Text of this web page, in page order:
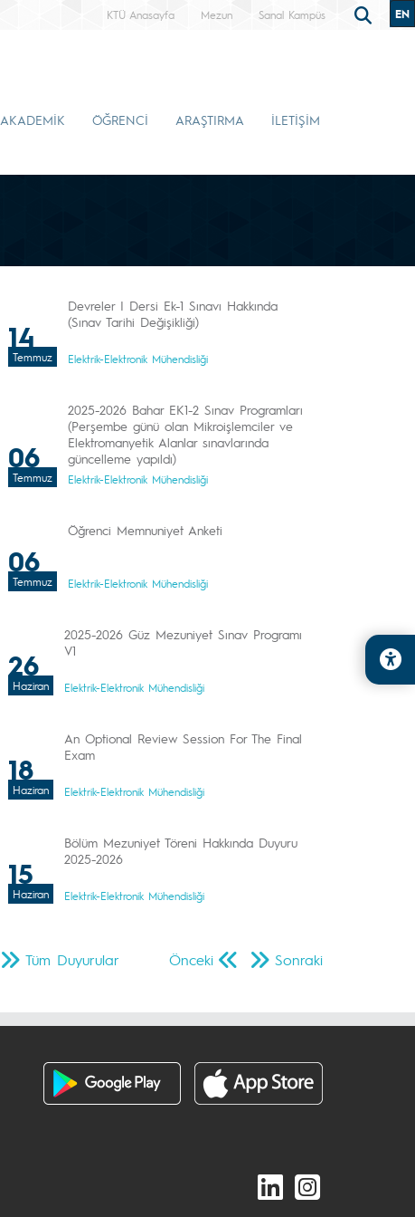
KTÜ Anasayfa Mezun Sanal Kampüs EN
AKADEMİK ÖĞRENCİ ARAŞTIRMA İLETİŞİM
14
Temmuz
Devreler I Dersi Ek-1 Sınavı Hakkında
(Sınav Tarihi Değişikliği)
Elektrik-Elektronik Mühendisliği
06
Temmuz
2025-2026 Bahar EK1-2 Sınav Programları
(Perşembe günü olan Mikroişlemciler ve
Elektromanyetik Alanlar sınavlarında
güncelleme yapıldı)
Elektrik-Elektronik Mühendisliği
06
Temmuz
Öğrenci Memnuniyet Anketi
Elektrik-Elektronik Mühendisliği
26
Haziran
2025-2026 Güz Mezuniyet Sınav Programı
V1
Elektrik-Elektronik Mühendisliği
18
Haziran
An Optional Review Session For The Final
Exam
Elektrik-Elektronik Mühendisliği
15
Haziran
Bölüm Mezuniyet Töreni Hakkında Duyuru
2025-2026
Elektrik-Elektronik Mühendisliği
Önceki Sonraki
Tüm Duyurular